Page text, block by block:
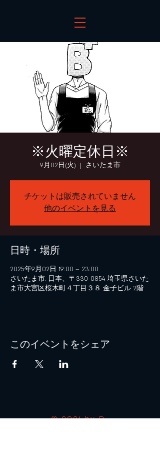
※火曜定休日※
9月02日(火)
  |
さいたま市
チケットは販売されていません
他のイベントを見る
日時・場所
2025年9月02日 19:00 – 23:00
さいたま市, 日本、〒330-0854 埼玉県さいた
ま市大宮区桜木町４丁目３８ 金子ビル 2階
このイベントをシェア
© 2021 by B+